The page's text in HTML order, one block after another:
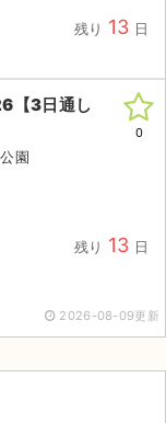
残り 13 日
【3日通し
園
残り 13 日
0
2026-08-09更新